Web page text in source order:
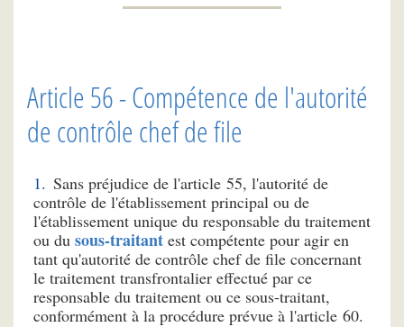
Article 56 - Compétence de l'autorité
de contrôle chef de file
Sans préjudice de l'article 55, l'autorité de
contrôle de l'établissement principal ou de
l'établissement unique du responsable du traitement
ou du sous-traitant est compétente pour agir en
tant qu'autorité de contrôle chef de file concernant
le traitement transfrontalier effectué par ce
responsable du traitement ou ce sous-traitant,
conformément à la procédure prévue à l'article 60.